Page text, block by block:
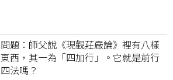
師父說《現觀莊嚴論》裡有八樣
東西，其一為「四加行」。它就是前行
四法嗎？